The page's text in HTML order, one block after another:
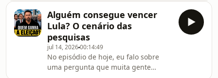
a nova disputa pela ate
Silício. Ao longo do episódio, eu
explico como a empresa levantou
milhões de dólares, o que está sendo
investigado, por que a suspeita de
fraude é tão grave e como esse caso
lembra outros grandes escândalos do
Alguém consegue vencer
Lula? O cenário das
pesquisas
jul 14, 202600:14:49
No episódio de hoje, eu falo sobre
uma pergunta que muita gente